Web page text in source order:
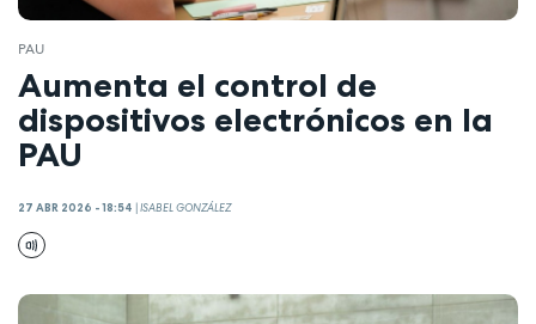
PAU
Aumenta el control de
dispositivos electrónicos en la
PAU
27 ABR 2026 - 18:54 |ISABEL GONZÁLEZ